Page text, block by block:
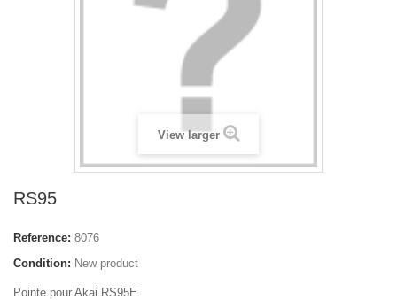
View larger
RS95
Reference: 8076
Condition: New product
Pointe pour Akai RS95E